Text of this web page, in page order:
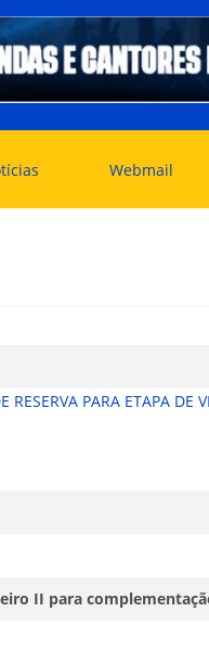
Webmail
PARA ETAPA DE
II para